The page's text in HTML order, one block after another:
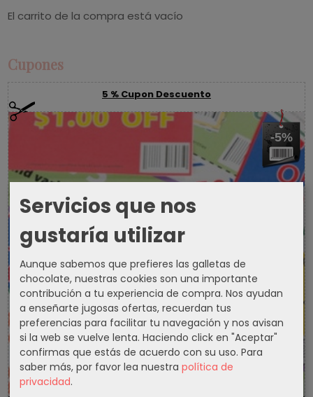
El carrito de la compra está vacío
Cupones
5 % Cupon Descuento
-5%
Servicios que nos
gustaría utilizar
Aunque sabemos que prefieres las galletas de
chocolate, nuestras cookies son una importante
contribución a tu experiencia de compra. Nos ayudan
a enseñarte jugosas ofertas, recuerdan tus
preferencias para facilitar tu navegación y nos avisan
si la web se vuelve lenta. Haciendo click en "Aceptar"
confirmas que estás de acuerdo con su uso. Para
saber más, por favor lea nuestra política de
privacidad.